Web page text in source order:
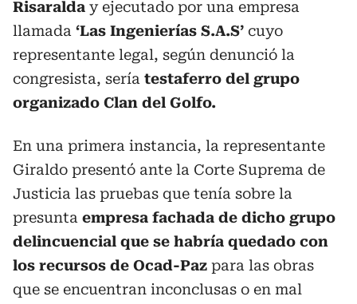
Risaralda y ejecutado por una empresa
llamada ‘Las Ingenierías S.A.S’ cuyo
representante legal, según denunció la
congresista, sería testaferro del grupo
organizado Clan del Golfo.
En una primera instancia, la representante
Giraldo presentó ante la Corte Suprema de
Justicia las pruebas que tenía sobre la
presunta empresa fachada de dicho grupo
delincuencial que se habría quedado con
los recursos de Ocad-Paz para las obras
que se encuentran inconclusas o en mal